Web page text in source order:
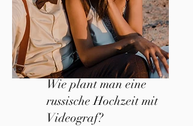
Wie plant man eine
russische Hochzeit mit
Videograf?